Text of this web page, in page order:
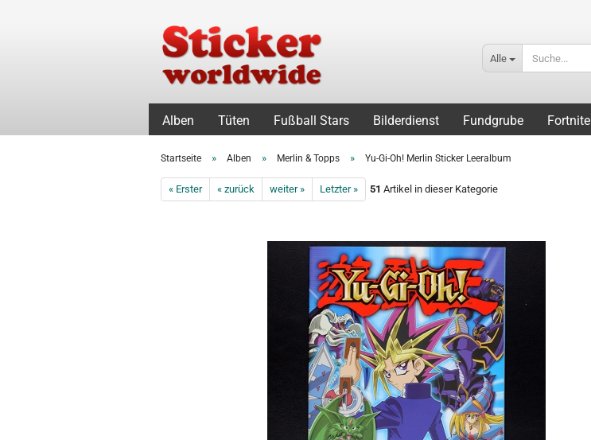
Alle
Alben Tüten Fußball Stars Bilderdienst Fundgrube Fortnite
Startseite » Alben » Merlin & Topps » Yu-Gi-Oh! Merlin Sticker Leeralbum
« Erster « zurück weiter » Letzter » 51 Artikel in dieser Kategorie